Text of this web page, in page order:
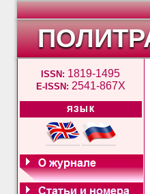
ISSN: 1819-1495
E-ISSN: 2541-867X
ЯЗЫК